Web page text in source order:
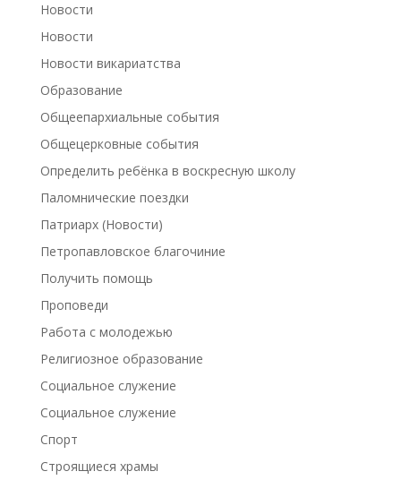
Новости
Новости
Новости викариатства
Образование
Общеепархиальные события
Общецерковные события
Определить ребёнка в воскресную школу
Паломнические поездки
Патриарх (Новости)
Петропавловское благочиние
Получить помощь
Проповеди
Работа с молодежью
Религиозное образование
Социальное служение
Социальное служение
Спорт
Строящиеся храмы